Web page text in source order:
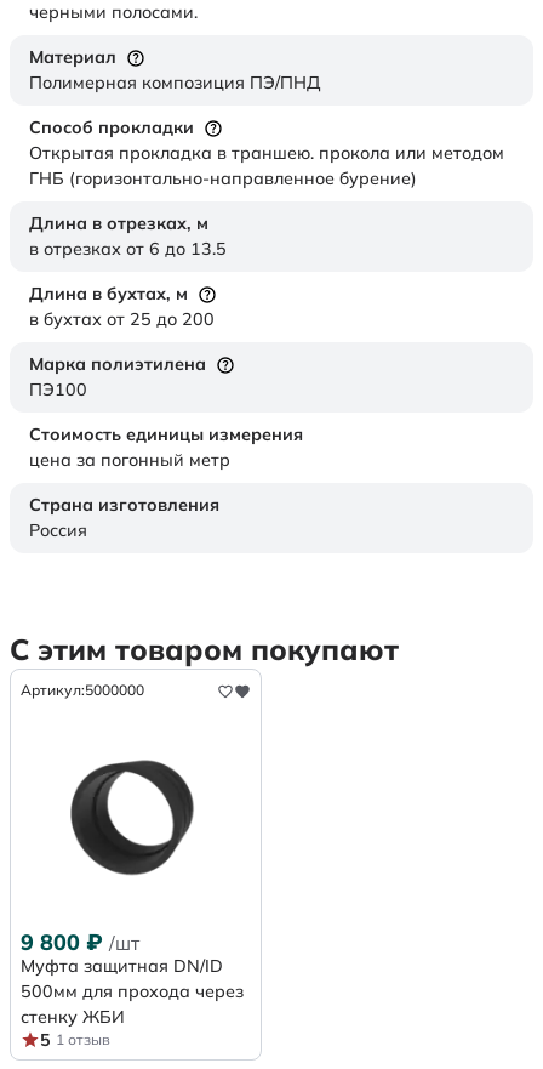
черными полосами.
Материал
Полимерная композиция ПЭ/ПНД
Способ прокладки
Открытая прокладка в траншею. прокола или методом
ГНБ (горизонтально-направленное бурение)
Длина в отрезках, м
в отрезках от 6 до 13.5
Длина в бухтах, м
в бухтах от 25 до 200
Марка полиэтилена
ПЭ100
Стоимость единицы измерения
цена за погонный метр
Страна изготовления
Россия
С этим товаром покупают
Артикул:5000000
9 800 ₽ /шт
Муфта защитная DN/ID
500мм для прохода через
стенку ЖБИ
5 1 отзыв